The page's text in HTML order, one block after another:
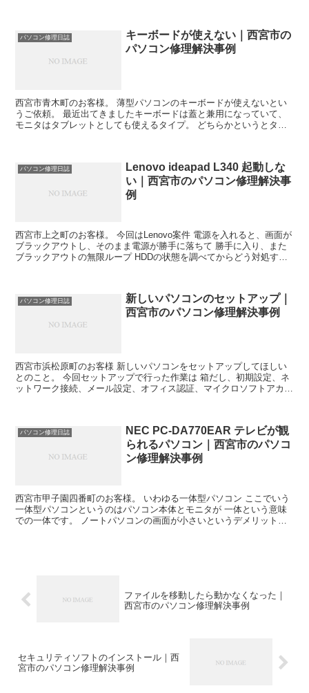
パソコン修理日誌
キーボードが使えない｜西宮市の
パソコン修理解決事例
西宮市青木町のお客様。 薄型パソコンのキーボードが使えないとい
うご依頼。 最近出てきましたキーボードは蓋と兼用になっていて、
モニタはタブレットとしても使えるタイプ。 どちらかというとタブ
パソコン修理日誌
Lenovo ideapad L340 起動しな
い｜西宮市のパソコン修理解決事
例
西宮市上之町のお客様。 今回はLenovo案件 電源を入れると、画面が
ブラックアウトし、そのまま電源が勝手に落ちて 勝手に入り、また
ブラックアウトの無限ループ HDDの状態を調べてからどう対処する
パソコン修理日誌
新しいパソコンのセットアップ｜
西宮市のパソコン修理解決事例
西宮市浜松原町のお客様 新しいパソコンをセットアップしてほしい
とのこと。 今回セットアップで行った作業は 箱だし、初期設定、ネ
ットワーク接続、メール設定、オフィス認証、マイクロソフトアカウ
パソコン修理日誌
NEC PC-DA770EAR テレビが観
られるパソコン｜西宮市のパソコ
ン修理解決事例
西宮市甲子園四番町のお客様。 いわゆる一体型パソコン ここでいう
一体型パソコンというのはパソコン本体とモニタが 一体という意味
での一体です。 ノートパソコンの画面が小さいというデメリットを
ファイルを移動したら動かなくなった｜
西宮市のパソコン修理解決事例
セキュリティソフトのインストール｜西
宮市のパソコン修理解決事例